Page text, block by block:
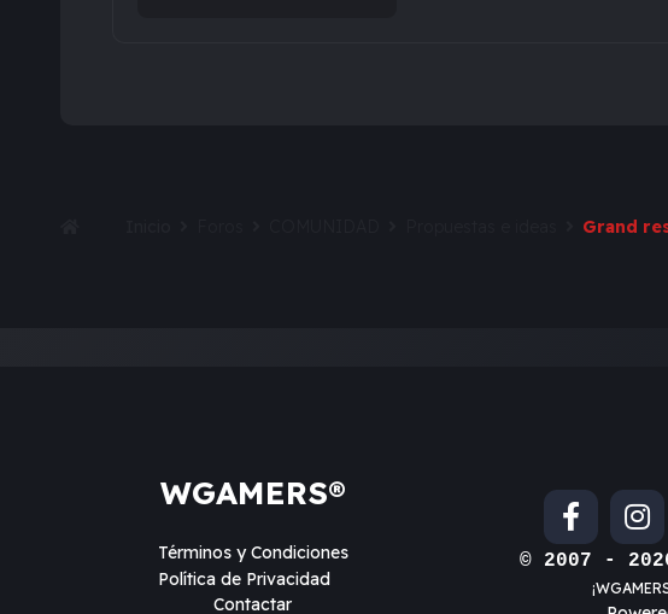
Grand
WGAMERS®
Términos y Condiciones
Política de Privacidad
Contactar
© 2007 -